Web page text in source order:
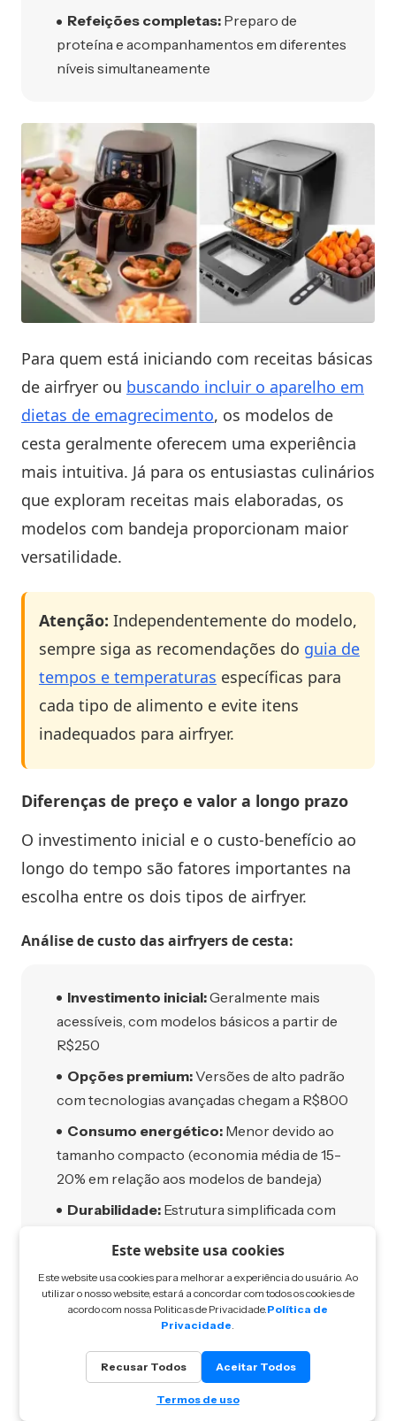
Refeições completas: Preparo de
proteína e acompanhamentos em diferentes
níveis simultaneamente
Para quem está iniciando com receitas básicas
de airfryer ou buscando incluir o aparelho em
dietas de emagrecimento, os modelos de
cesta geralmente oferecem uma experiência
mais intuitiva. Já para os entusiastas culinários
que exploram receitas mais elaboradas, os
modelos com bandeja proporcionam maior
versatilidade.
Atenção: Independentemente do modelo,
sempre siga as recomendações do guia de
tempos e temperaturas específicas para
cada tipo de alimento e evite itens
inadequados para airfryer.
Diferenças de preço e valor a longo prazo
O investimento inicial e o custo-benefício ao
longo do tempo são fatores importantes na
escolha entre os dois tipos de airfryer.
Análise de custo das airfryers de cesta:
Investimento inicial:Geralmente mais
acessíveis, com modelos básicos a partir de
R$250
Opções premium:Versões de alto padrão
com tecnologias avançadas chegam a R$800
Consumo energético: Menor devido ao
tamanho compacto (economia média de 15-
20% em relação aos modelos de bandeja)
Durabilidade: Estrutura simplificada com
reposição são facilmente encontradas no
mercado
Análise de custo das airfryers com bandeja:
Este website usa cookies
Este website usa cookies para melhorar a experiência do usuário. Ao
utilizar o nosso website, estará a concordar com todos os cookies de
acordo com nossa Politicas de Privacidade.Política de
Privacidade.
Recusar Todos Aceitar Todos
Termos de uso